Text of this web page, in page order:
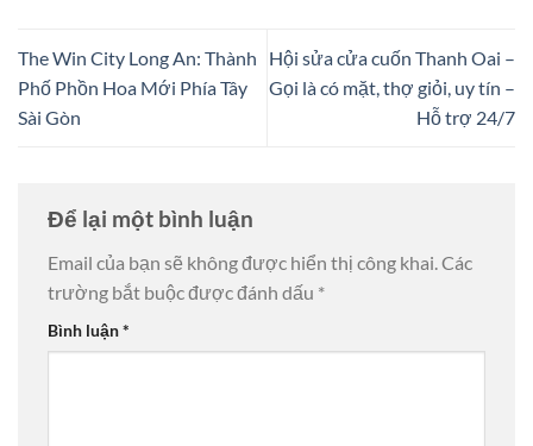
The Win City Long An: Thành
Phố Phồn Hoa Mới Phía Tây
Sài Gòn
Hội sửa cửa cuốn Thanh Oai –
Gọi là có mặt, thợ giỏi, uy tín –
Hỗ trợ 24/7
Để lại một bình luận
Email của bạn sẽ không được hiển thị công khai.Các
trường bắt buộc được đánh dấu *
Bình luận*